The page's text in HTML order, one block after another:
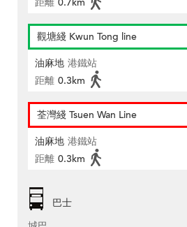
距離 0.7km
觀塘綫 Kwun Tong line
油麻地 港鐵站
距離 0.3km
荃灣綫 Tsuen Wan Line
油麻地 港鐵站
距離 0.3km
巴士